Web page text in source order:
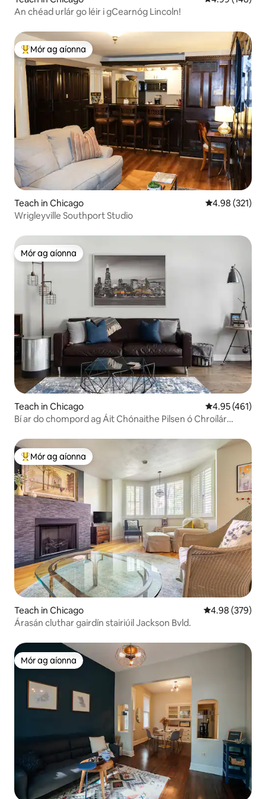
An chéad urlár go léir i gCearnóg Lincoln!
An-mhór ag aíonna
Mór ag aíonna
Teach in Chicago Meánrátáil
4.98 (321)
Wrigleyville Southport Studio
Mór ag aíonna
Mór ag aíonna
Teach in Chicago Meánrátáil
4.95 (461)
Bí ar do chompord ag Áit Chónaithe Pilsen ó Chroílár
An-mhór ag aíonna
Mór ag aíonna
Teach in Chicago Meánrátáil
4.98 (379)
Árasán cluthar gairdín stairiúil Jackson Bvld.
Mór ag aíonna
Mór ag aíonna